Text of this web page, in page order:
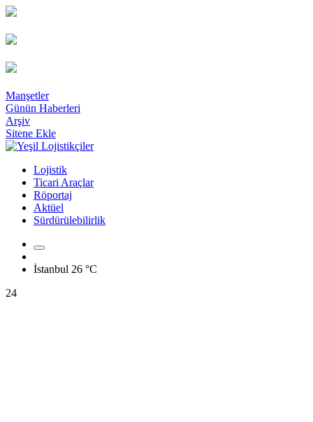
Manşetler
Günün Haberleri
Arşiv
Sitene Ekle
Lojistik
Ticari Araçlar
Röportaj
Aktüel
Sürdürülebilirlik
İstanbul 26 °C
24